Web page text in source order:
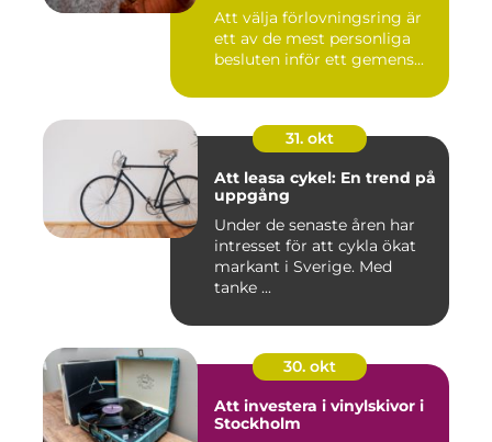
Att välja förlovningsring är
ett av de mest personliga
besluten inför ett gemens...
31. okt
Att leasa cykel: En trend på
uppgång
Under de senaste åren har
intresset för att cykla ökat
markant i Sverige. Med
tanke ...
30. okt
Att investera i vinylskivor i
Stockholm